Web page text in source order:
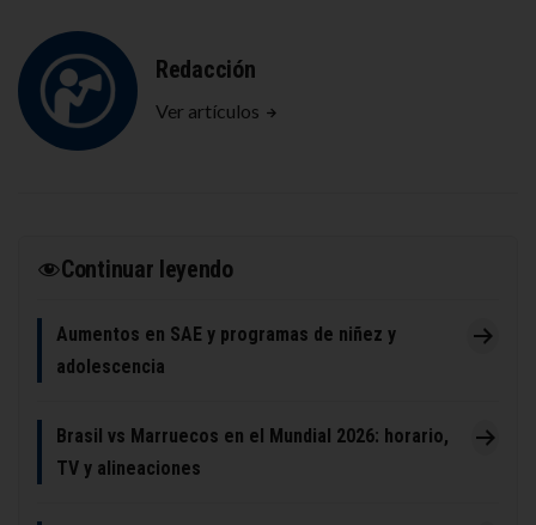
Redacción
Ver artículos
Continuar leyendo
Aumentos en SAE y programas de niñez y
adolescencia
Brasil vs Marruecos en el Mundial 2026: horario,
TV y alineaciones